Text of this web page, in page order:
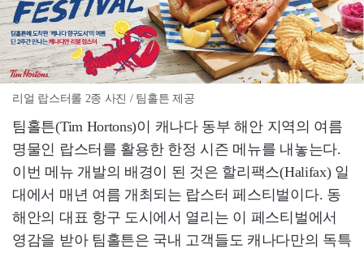
리얼 랍스터롤 2종 사진 / 팀홀튼 제공
팀홀튼(Tim Hortons)이 캐나다 동부 해안 지역의 여름
명물인 랍스터를 활용한 한정 시즌 메뉴를 내놓는다.
이번 메뉴 개발의 배경이 된 것은 할리팩스(Halifax) 일
대에서 매년 여름 개최되는 랍스터 페스티벌이다. 동
해안의 대표 항구 도시에서 열리는 이 페스티벌에서
영감을 받아 팀홀튼은 국내 고객들도 캐나다만의 독특